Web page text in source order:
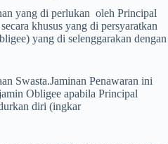
yang di perlukan oleh Principal
khusus yang di persyaratkan
yang di selenggarakan dengan
Swasta.Jaminan Penawaran ini
Obligee apabila Principal
diri (ingkar